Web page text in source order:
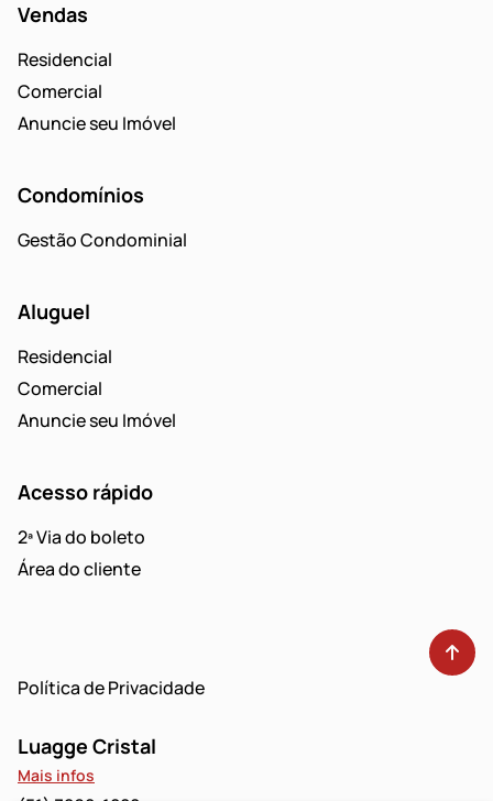
Vendas
Residencial
Comercial
Anuncie seu Imóvel
Condomínios
Gestão Condominial
Aluguel
Residencial
Comercial
Anuncie seu Imóvel
Acesso rápido
2ª Via do boleto
Área do cliente
Política de Privacidade
Luagge Cristal
Mais infos